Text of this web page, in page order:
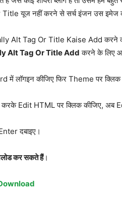
यूज नहीं करने से सर्च इंजन उस इमेज को
Alt Tag Or Title Kaise Add करने
Alt Tag Or Title Add करने के लिए
लॉगइन कीजिए फिर Theme पर क्लिक
Edit HTML पर क्लिक कीजिए, अब
दबाइए।
कर सकते हैं।